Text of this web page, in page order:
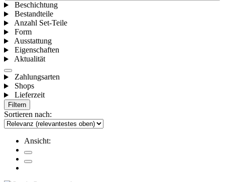
Beschichtung
Bestandteile
Anzahl Set-Teile
Form
Ausstattung
Eigenschaften
Aktualität
Zahlungsarten
Shops
Lieferzeit
Filtern
Sortieren nach:
Ansicht: